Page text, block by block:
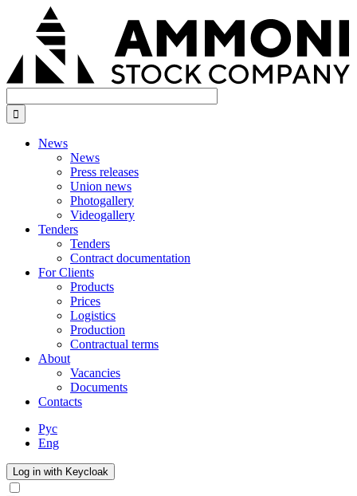
content

News
News
Press releases
Union news
Photogallery
Videogallery
Tenders
Tenders
Contract documentation
For Сlients
Products
Prices
Logistics
Production
Contractual terms
About
Vacancies
Documents
Contacts
Рус
Eng
Log in with Keycloak